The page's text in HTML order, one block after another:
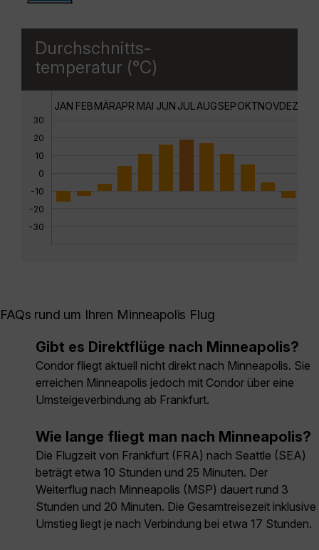
Durchschnitts-
temperatur (°C)
30
20
10
0
-10
-20
-30
JAN FEBMÄRAPR MAI JUN JUL AUGSEPOKTNOVDEZ
FAQs rund um Ihren Minneapolis Flug
Gibt es Direktflüge nach Minneapolis?
Condor fliegt aktuell nicht direkt nach Minneapolis. Sie
erreichen Minneapolis jedoch mit Condor über eine
Umsteigeverbindung ab Frankfurt.
Wie lange fliegt man nach Minneapolis?
Die Flugzeit von Frankfurt (FRA) nach Seattle (SEA)
beträgt etwa 10 Stunden und 25 Minuten. Der
Weiterflug nach Minneapolis (MSP) dauert rund 3
Stunden und 20 Minuten. Die Gesamtreisezeit inklusive
Umstieg liegt je nach Verbindung bei etwa 17 Stunden.